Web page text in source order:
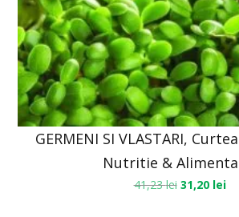
GERMENI SI VLASTARI,
Nutritie &
41,23lei 31,20 lei